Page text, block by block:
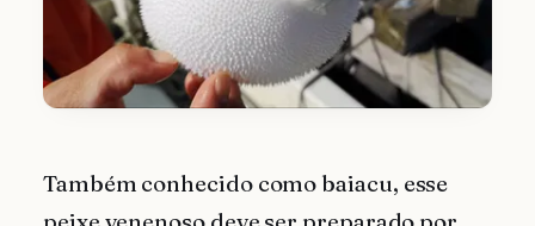
Também conhecido como baiacu, esse